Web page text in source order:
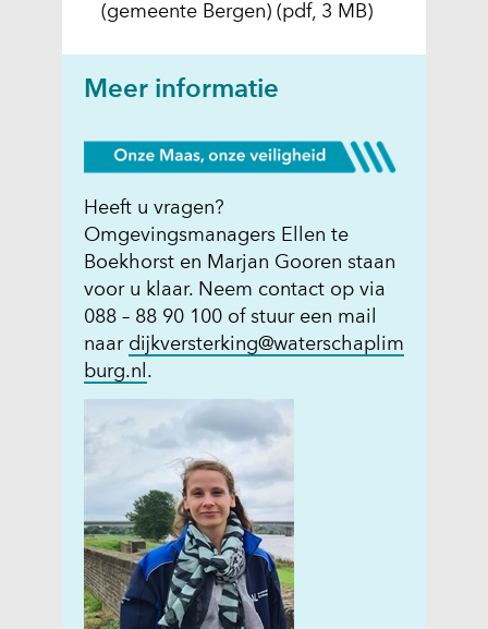
(gemeente Bergen)(pdf, 3 MB)
Meer informatie
Heeft u vragen?
Omgevingsmanagers Ellen te
Boekhorst en Marjan Gooren staan
voor u klaar. Neem contact op via
088 – 88 90 100 of stuur een mail
naar dijkversterking@waterschaplim
burg.nl .